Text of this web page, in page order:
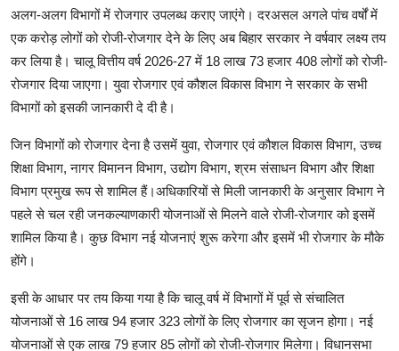
अलग-अलग विभागों में रोजगार उपलब्ध कराए जाएंगे। दरअसल अगले पांच वर्षों में
एक करोड़ लोगों को रोजी-रोजगार देने के लिए अब बिहार सरकार ने वर्षवार लक्ष्य तय
कर लिया है। चालू वित्तीय वर्ष 2026-27 में 18 लाख 73 हजार 408 लोगों को रोजी-
रोजगार दिया जाएगा। युवा रोजगार एवं कौशल विकास विभाग ने सरकार के सभी
विभागों को इसकी जानकारी दे दी है।
जिन विभागों को रोजगार देना है उसमें युवा, रोजगार एवं कौशल विकास विभाग, उच्च
शिक्षा विभाग, नागर विमानन विभाग, उद्योग विभाग, श्रम संसाधन विभाग और शिक्षा
विभाग प्रमुख रूप से शामिल हैं।अधिकारियों से मिली जानकारी के अनुसार विभाग ने
पहले से चल रही जनकल्याणकारी योजनाओं से मिलने वाले रोजी-रोजगार को इसमें
शामिल किया है। कुछ विभाग नई योजनाएं शुरू करेगा और इसमें भी रोजगार के मौके
होंगे।
इसी के आधार पर तय किया गया है कि चालू वर्ष में विभागों में पूर्व से संचालित
योजनाओं से 16 लाख 94 हजार 323 लोगों के लिए रोजगार का सृजन होगा। नई
योजनाओं से एक लाख 79 हजार 85 लोगों को रोजी-रोजगार मिलेगा। विधानसभा